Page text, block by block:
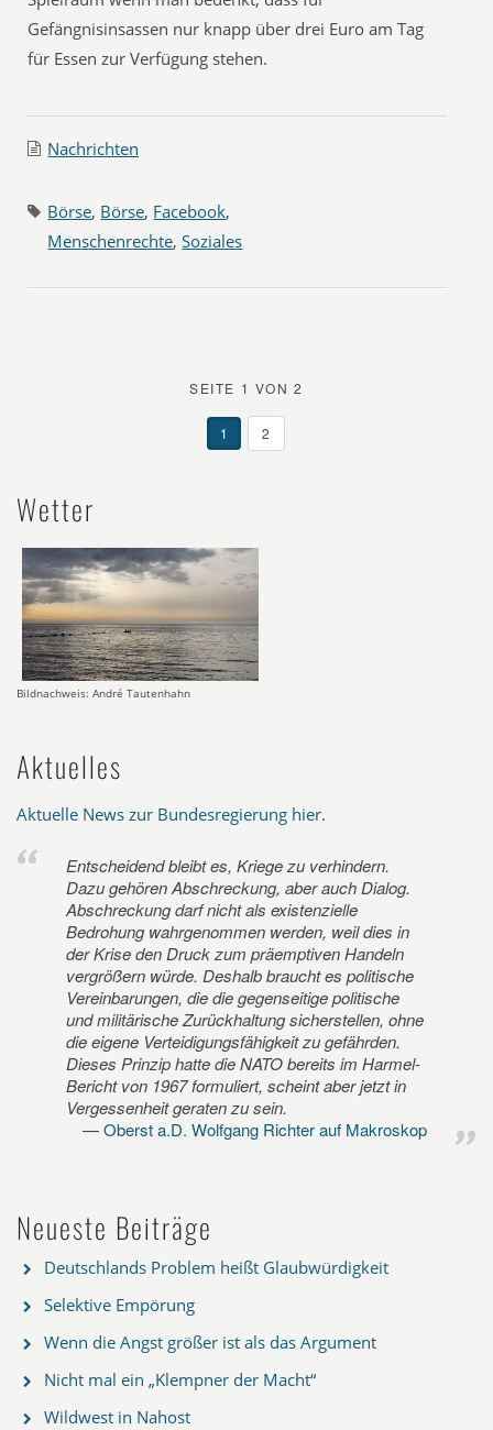
Gefängnisinsassen nur knapp über drei Euro am Tag
für Essen zur Verfügung stehen.
Nachrichten
Börse, Börse, Facebook,
Menschenrechte,Soziales
SEITE 1 VON 2
1 2
Wetter
Bildnachweis: André Tautenhahn
Aktuelles
Aktuelle News zur Bundesregierung hier.
Entscheidend bleibt es, Kriege zu verhindern.
Dazu gehören Abschreckung, aber auch Dialog.
Abschreckung darf nicht als existenzielle
Bedrohung wahrgenommen werden, weil dies in
der Krise den Druck zum präemptiven Handeln
vergrößern würde. Deshalb braucht es politische
Vereinbarungen, die die gegenseitige politische
und militärische Zurückhaltung sicherstellen, ohne
die eigene Verteidigungsfähigkeit zu gefährden.
Dieses Prinzip hatte die NATO bereits im Harmel-
Bericht von 1967 formuliert, scheint aber jetzt in
Vergessenheit geraten zu sein.
Oberst a.D. Wolfgang Richter auf Makroskop
Neueste Beiträge
Deutschlands Problem heißt Glaubwürdigkeit
Selektive Empörung
Wenn die Angst größer ist als das Argument
Nicht mal ein „Klempner der Macht“
Wildwest in Nahost